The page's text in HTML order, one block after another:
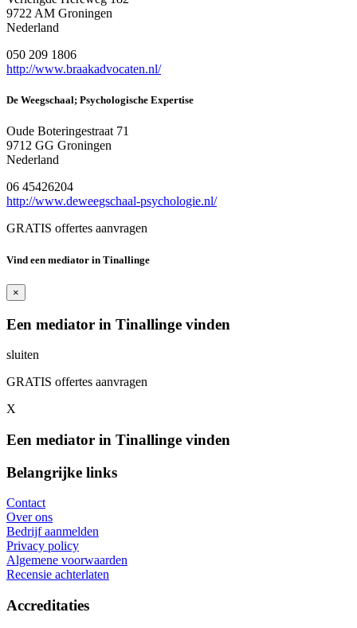
9722 AM Groningen
Nederland
050 209 1806
http://www.braakadvocaten.nl/
De Weegschaal; Psychologische Expertise
Oude Boteringestraat 71
9712 GG Groningen
Nederland
06 45426204
http://www.deweegschaal-psychologie.nl/
GRATIS offertes aanvragen
Vind een mediator in Tinallinge
×
Een mediator in Tinallinge vinden
sluiten
GRATIS offertes aanvragen
X
Een mediator in Tinallinge vinden
Belangrijke links
Contact
Over ons
Bedrijf aanmelden
Privacy policy
Algemene voorwaarden
Recensie achterlaten
Accreditaties